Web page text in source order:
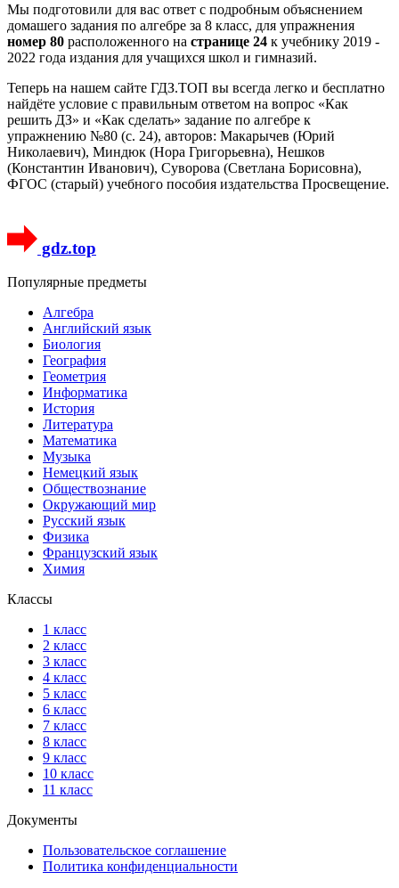
Мы подготовили для вас ответ c подробным объяснением
домашего задания по алгебре за 8 класс, для упражнения
номер 80 расположенного на странице 24 к учебнику 2019 -
2022 года издания для учащихся школ и гимназий.
Теперь на нашем сайте ГДЗ.ТОП вы всегда легко и бесплатно
найдёте условие с правильным ответом на вопрос «Как
решить ДЗ» и «Как сделать» задание по алгебре к
упражнению №80 (с. 24), авторов: Макарычев (Юрий
Николаевич), Миндюк (Нора Григорьевна), Нешков
(Константин Иванович), Суворова (Светлана Борисовна),
ФГОС (старый) учебного пособия издательства Просвещение.
gdz.top
Популярные предметы
Алгебра
Английский язык
Биология
География
Геометрия
Информатика
История
Литература
Математика
Музыка
Немецкий язык
Обществознание
Окружающий мир
Русский язык
Физика
Французский язык
Химия
Классы
1 класс
2 класс
3 класс
4 класс
5 класс
6 класс
7 класс
8 класс
9 класс
10 класс
11 класс
Документы
Пользовательское соглашение
Политика конфиденциальности